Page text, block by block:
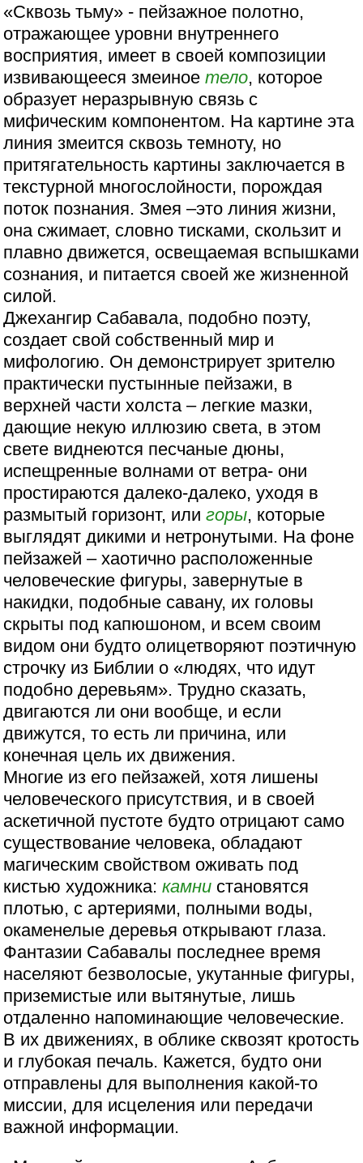
«Сквозь тьму» - пейзажное полотно,
отражающее уровни внутреннего
восприятия, имеет в своей композиции
извивающееся змеиноетело, которое
образует неразрывную связь с
мифическим компонентом. На картине эта
линия змеится сквозь темноту, но
притягательность картины заключается в
текстурной многослойности, порождая
поток познания. Змея –это линия жизни,
она сжимает, словно тисками, скользит и
плавно движется, освещаемая вспышками
сознания, и питается своей же жизненной
силой.
Джехангир Сабавала, подобно поэту,
создает свой собственный мир и
мифологию. Он демонстрирует зрителю
практически пустынные пейзажи, в
верхней части холста – легкие мазки,
дающие некую иллюзию света, в этом
свете виднеются песчаные дюны,
испещренные волнами от ветра- они
простираются далеко-далеко, уходя в
размытый горизонт, илигоры, которые
выглядят дикими и нетронутыми. На фоне
пейзажей – хаотично расположенные
человеческие фигуры, завернутые в
накидки, подобные савану, их головы
скрыты под капюшоном, и всем своим
видом они будто олицетворяют поэтичную
строчку из Библии о «людях, что идут
подобно деревьям». Трудно сказать,
двигаются ли они вообще, и если
движутся, то есть ли причина, или
конечная цель их движения.
Многие из его пейзажей, хотя лишены
человеческого присутствия, и в своей
аскетичной пустоте будто отрицают само
существование человека, обладают
магическим свойством оживать под
кистью художника:камни становятся
плотью, с артериями, полными воды,
окаменелые деревья открывают глаза.
Фантазии Сабавалы последнее время
населяют безволосые, укутанные фигуры,
приземистые или вытянутые, лишь
отдаленно напоминающие человеческие.
В их движениях, в облике сквозят кротость
и глубокая печаль. Кажется, будто они
отправлены для выполнения какой-то
миссии, для исцеления или передачи
важной информации.